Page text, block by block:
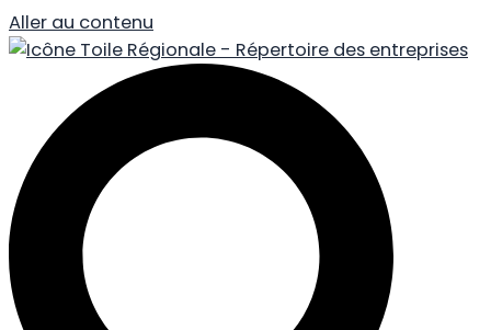
Aller au contenu